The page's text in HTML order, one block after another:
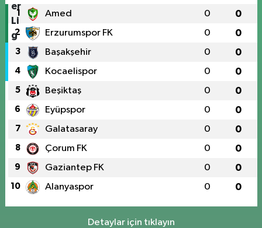
1 Amed 0 0
2 Erzurumspor FK 0 0
3 Başakşehir 0 0
4 Kocaelispor 0 0
5 Beşiktaş 0 0
6 Eyüpspor 0 0
7 Galatasaray 0 0
8 Çorum FK 0 0
9 Gaziantep FK 0 0
10 Alanyaspor 0 0
Detaylar için tıklayın